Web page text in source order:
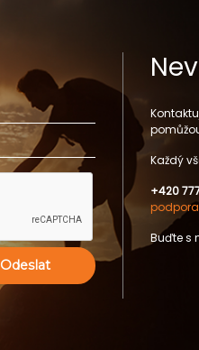
Odeslat
Každý
+420
Buďte s